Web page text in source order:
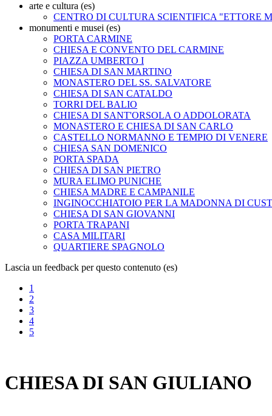
arte e cultura (es)
CENTRO DI CULTURA SCIENTIFICA "ETTORE
monumenti e musei (es)
PORTA CARMINE
CHIESA E CONVENTO DEL CARMINE
PIAZZA UMBERTO I
CHIESA DI SAN MARTINO
MONASTERO DEL SS. SALVATORE
CHIESA DI SAN CATALDO
TORRI DEL BALIO
CHIESA DI SANT'ORSOLA O ADDOLORATA
MONASTERO E CHIESA DI SAN CARLO
CASTELLO NORMANNO E TEMPIO DI VENERE
CHIESA SAN DOMENICO
PORTA SPADA
CHIESA DI SAN PIETRO
MURA ELIMO PUNICHE
CHIESA MADRE E CAMPANILE
INGINOCCHIATOIO PER LA MADONNA DI
CHIESA DI SAN GIOVANNI
PORTA TRAPANI
CASA MILITARI
QUARTIERE SPAGNOLO
Lascia un feedback per questo contenuto (es)
1
2
3
4
5
CHIESA DI SAN GIULIANO